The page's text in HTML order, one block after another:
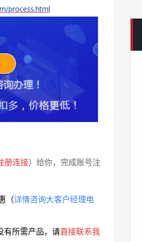
process.html
册连接）给你，完成账号注
（详情咨询大客户经理电
有所需产品，请直接联系我